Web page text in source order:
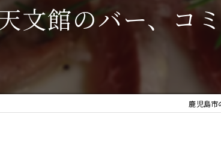
文館のバー、コ
鹿児島市